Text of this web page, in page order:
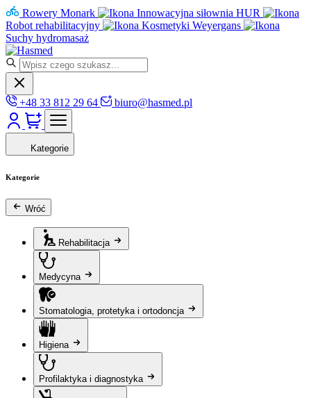
Rowery Monark
Innowacyjna siłownia HUR
Robot rehabilitacyjny
Kosmetyki Weyergans
Suchy hydromasaż
+48 33 812 29 64 biuro@hasmed.pl
Kategorie
Kategorie
Wróć
Rehabilitacja
Medycyna
Stomatologia, protetyka i ortodoncja
Higiena
Profilaktyka i diagnostyka